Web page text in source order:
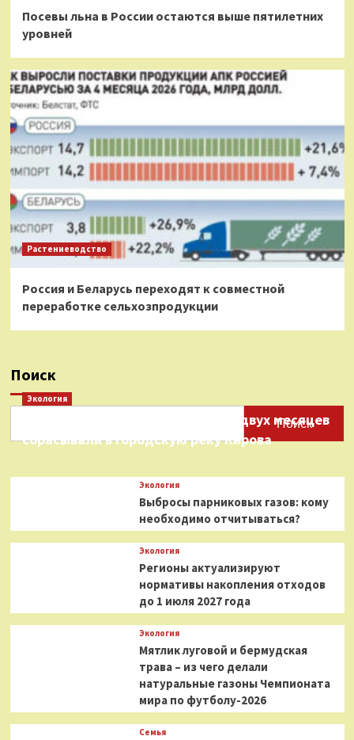
Посевы льна в России остаются выше пятилетних
уровней
Растениеводство
Россия и Беларусь переходят к совместной
переработке сельхозпродукции
Поиск
Поиск
Экология
Нефтепродукты на протяжении двух месяцев
сбрасывали в городскую реку Кирова
Экология
Выбросы парниковых газов: кому
необходимо отчитываться?
Экология
Регионы актуализируют
нормативы накопления отходов
до 1 июля 2027 года
Экология
Мятлик луговой и бермудская
трава – из чего делали
натуральные газоны Чемпионата
мира по футболу-2026
Семья